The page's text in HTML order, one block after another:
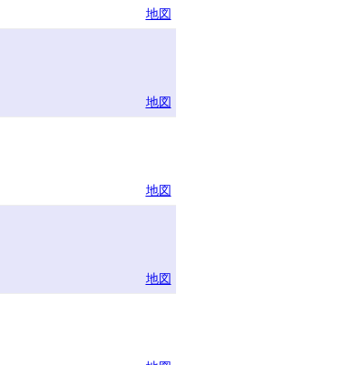
地図
地図
地図
地図